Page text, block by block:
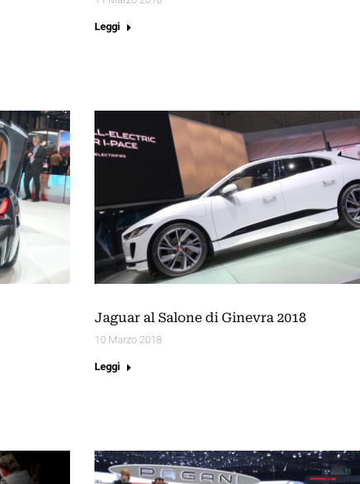
Leggi
Jaguar al Salone di Ginevra 2018
10 Marzo 2018
Leggi